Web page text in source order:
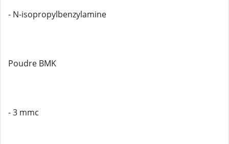
- N-isopropylbenzylamine
Poudre BMK
- 3 mmc